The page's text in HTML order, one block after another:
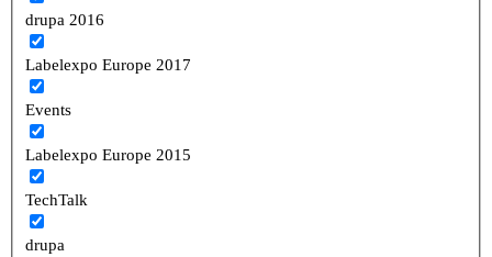
drupa 2016
Labelexpo Europe 2017
Events
Labelexpo Europe 2015
TechTalk
drupa